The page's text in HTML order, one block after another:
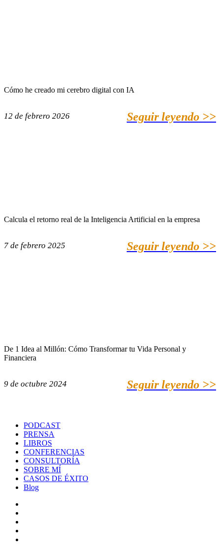
Cómo he creado mi cerebro digital con IA
12 de febrero 2026 Seguir leyendo >>
Calcula el retorno real de la Inteligencia Artificial en la empresa
7 de febrero 2025 Seguir leyendo >>
De 1 Idea al Millón: Cómo Transformar tu Vida Personal y
Financiera
9 de octubre 2024 Seguir leyendo >>
PODCAST
PRENSA
LIBROS
CONFERENCIAS
CONSULTORÍA
SOBRE MÍ
CASOS DE ÉXITO
Blog